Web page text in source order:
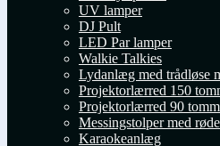
UV lamper
DJ Pult
LED Par lamper
Walkie Talkies
Lydanlæg med trådløse
Projektorlærred 150
Projektorlærred 90
Messingstolper med
Karaokeanlæg